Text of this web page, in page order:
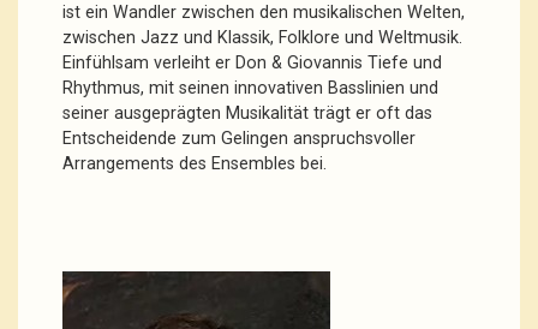
ist ein Wandler zwischen den musikalischen Welten,
zwischen Jazz und Klassik, Folklore und Weltmusik.
Einfühlsam verleiht er Don & Giovannis Tiefe und
Rhythmus, mit seinen innovativen Basslinien und
seiner ausgeprägten Musikalität trägt er oft das
Entscheidende zum Gelingen anspruchsvoller
Arrangements des Ensembles bei.